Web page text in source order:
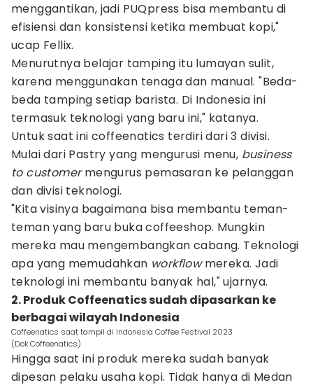
menggantikan, jadi PUQpress bisa membantu di
efisiensi dan konsistensi ketika membuat kopi,"
ucap Fellix.
Menurutnya belajar tamping itu lumayan sulit,
karena menggunakan tenaga dan manual. "Beda-
beda tamping setiap barista. Di Indonesia ini
termasuk teknologi yang baru ini," katanya.
Untuk saat ini coffeenatics terdiri dari 3 divisi.
Mulai dari Pastry yang mengurusi menu, business
to customermengurus pemasaran ke pelanggan
dan divisi teknologi.
"Kita visinya bagaimana bisa membantu teman-
teman yang baru buka coffeeshop. Mungkin
mereka mau mengembangkan cabang. Teknologi
apa yang memudahkan workflowmereka. Jadi
teknologi ini membantu banyak hal," ujarnya.
2. Produk Coffeenatics sudah dipasarkan ke
berbagai wilayah Indonesia
Coffeenatics saat tampil di Indonesia Coffee Festival 2023
(Dok.Coffeenatics)
Hingga saat ini produk mereka sudah banyak
dipesan pelaku usaha kopi. Tidak hanya di Medan